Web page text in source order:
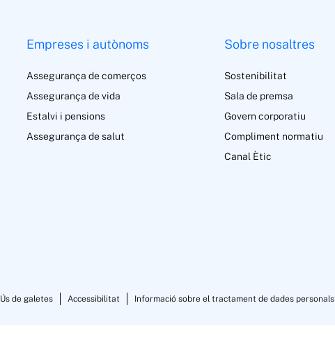
Empreses i autònoms
Assegurança de comerços
Assegurança de vida
Estalvi i pensions
Assegurança de salut
Sobre nosaltres
Sostenibilitat
Sala de premsa
Govern corporatiu
Compliment normatiu
Canal Ètic
Ús de galetes Accessibilitat Informació sobre el tractament de dades personals